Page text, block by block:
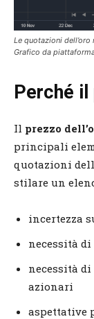
Le quotazioni
Grafico da
Perché il
Il prezzo
principali
quotazioni dell
stilare un
incertezza
necessità
necessità
azionari
aspettative